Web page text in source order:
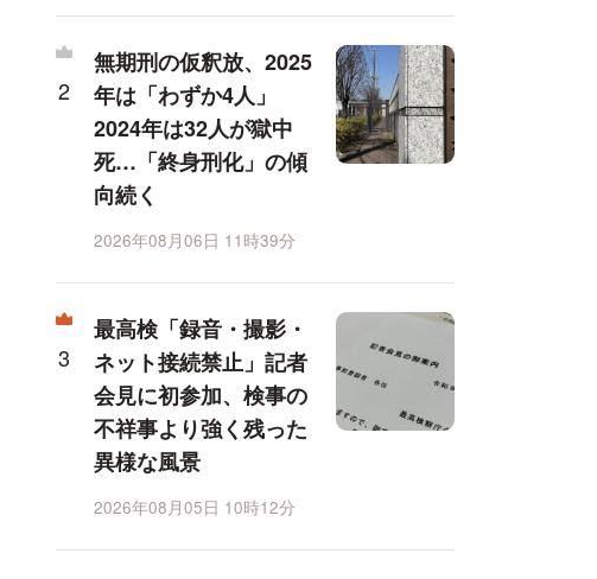
無期刑の仮釈放、2025
年は「わずか4人」
2024年は32人が獄中
死…「終身刑化」の傾
向続く
2026年08月06日 11時39分
最高検「録音・撮影・
ネット接続禁止」記者
会見に初参加、検事の
不祥事より強く残った
異様な風景
2026年08月05日 10時12分